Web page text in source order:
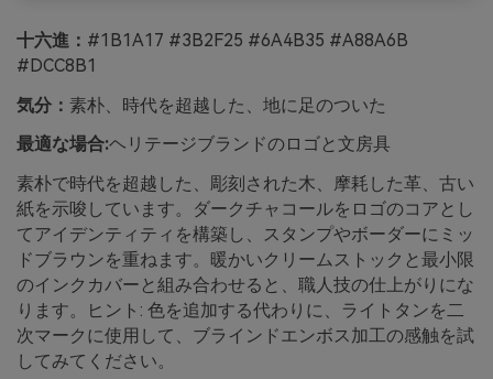
十六進： #1B1A17 #3B2F25 #6A4B35 #A88A6B
#DCC8B1
気分： 素朴、時代を超越した、地に足のついた
最適な場合:ヘリテージブランドのロゴと文房具
素朴で時代を超越した、彫刻された木、摩耗した革、古い
紙を示唆しています。ダークチャコールをロゴのコアとし
てアイデンティティを構築し、スタンプやボーダーにミッ
ドブラウンを重ねます。暖かいクリームストックと最小限
のインクカバーと組み合わせると、職人技の仕上がりにな
ります。ヒント: 色を追加する代わりに、ライトタンを二
次マークに使用して、ブラインドエンボス加工の感触を試
してみてください。